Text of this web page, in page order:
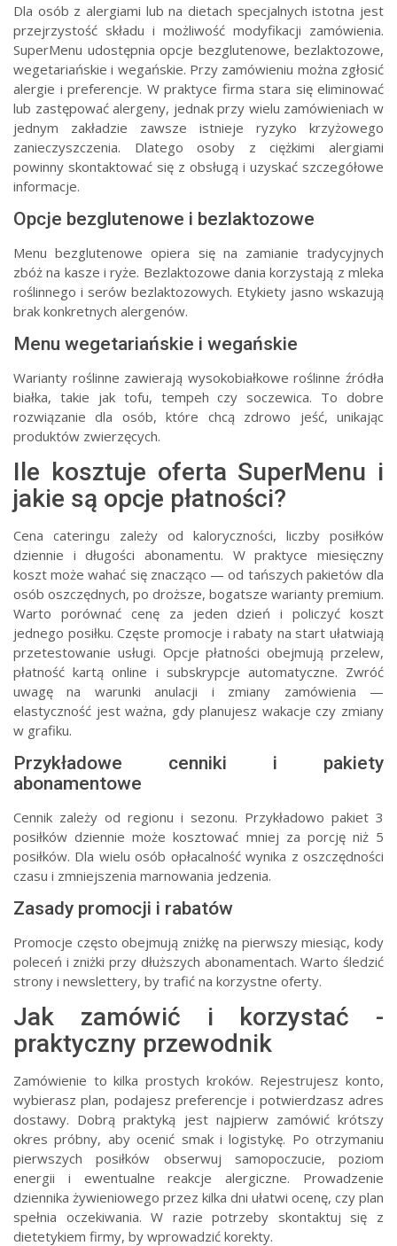
Dla osób z alergiami lub na dietach specjalnych istotna jest
przejrzystość składu i możliwość modyfikacji zamówienia.
SuperMenu udostępnia opcje bezglutenowe, bezlaktozowe,
wegetariańskie i wegańskie. Przy zamówieniu można zgłosić
alergie i preferencje. W praktyce firma stara się eliminować
lub zastępować alergeny, jednak przy wielu zamówieniach w
jednym zakładzie zawsze istnieje ryzyko krzyżowego
zanieczyszczenia. Dlatego osoby z ciężkimi alergiami
powinny skontaktować się z obsługą i uzyskać szczegółowe
informacje.
Opcje bezglutenowe i bezlaktozowe
Menu bezglutenowe opiera się na zamianie tradycyjnych
zbóż na kasze i ryże. Bezlaktozowe dania korzystają z mleka
roślinnego i serów bezlaktozowych. Etykiety jasno wskazują
brak konkretnych alergenów.
Menu wegetariańskie i wegańskie
Warianty roślinne zawierają wysokobiałkowe roślinne źródła
białka, takie jak tofu, tempeh czy soczewica. To dobre
rozwiązanie dla osób, które chcą zdrowo jeść, unikając
produktów zwierzęcych.
Ile kosztuje oferta SuperMenu i
jakie są opcje płatności?
Cena cateringu zależy od kaloryczności, liczby posiłków
dziennie i długości abonamentu. W praktyce miesięczny
koszt może wahać się znacząco — od tańszych pakietów dla
osób oszczędnych, po droższe, bogatsze warianty premium.
Warto porównać cenę za jeden dzień i policzyć koszt
jednego posiłku. Częste promocje i rabaty na start ułatwiają
przetestowanie usługi. Opcje płatności obejmują przelew,
płatność kartą online i subskrypcje automatyczne. Zwróć
uwagę na warunki anulacji i zmiany zamówienia —
elastyczność jest ważna, gdy planujesz wakacje czy zmiany
w grafiku.
Przykładowe cenniki i pakiety
abonamentowe
Cennik zależy od regionu i sezonu. Przykładowo pakiet 3
posiłków dziennie może kosztować mniej za porcję niż 5
posiłków. Dla wielu osób opłacalność wynika z oszczędności
czasu i zmniejszenia marnowania jedzenia.
Zasady promocji i rabatów
Promocje często obejmują zniżkę na pierwszy miesiąc, kody
poleceń i zniżki przy dłuższych abonamentach. Warto śledzić
strony i newslettery, by trafić na korzystne oferty.
Jak zamówić i korzystać -
praktyczny przewodnik
Zamówienie to kilka prostych kroków. Rejestrujesz konto,
wybierasz plan, podajesz preferencje i potwierdzasz adres
dostawy. Dobrą praktyką jest najpierw zamówić krótszy
okres próbny, aby ocenić smak i logistykę. Po otrzymaniu
pierwszych posiłków obserwuj samopoczucie, poziom
energii i ewentualne reakcje alergiczne. Prowadzenie
dziennika żywieniowego przez kilka dni ułatwi ocenę, czy plan
spełnia oczekiwania. W razie potrzeby skontaktuj się z
dietetykiem firmy, by wprowadzić korekty.